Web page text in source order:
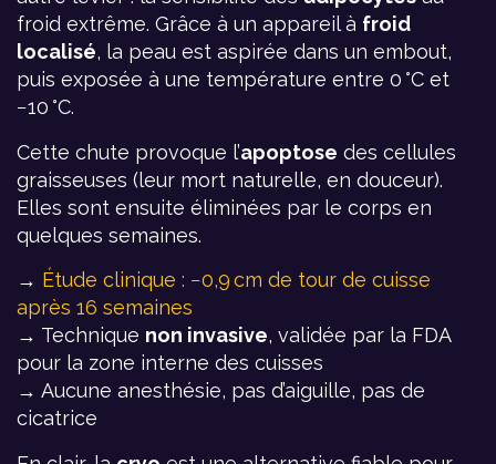
froid extrême. Grâce à un appareil à froid
localisé, la peau est aspirée dans un embout,
puis exposée à une température entre 0 °C et
−10 °C.
Cette chute provoque l’apoptose des cellules
graisseuses (leur mort naturelle, en douceur).
Elles sont ensuite éliminées par le corps en
quelques semaines.
→ Étude clinique : −0,9 cm de tour de cuisse
après 16 semaines
→ Technique non invasive, validée par la FDA
pour la zone interne des cuisses
→ Aucune anesthésie, pas d’aiguille, pas de
cicatrice